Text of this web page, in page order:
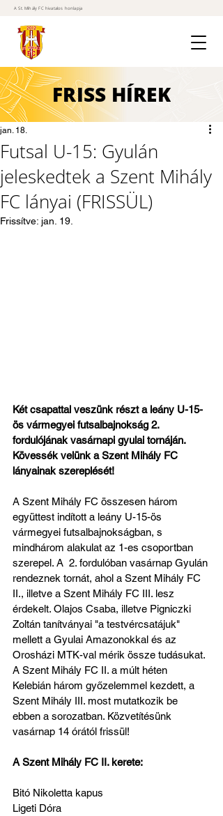
A St. Mihály FC hivatalos honlapja
FRISS HÍREK
Futsal U-15: Gyulán
jeleskedtek a Szent Mihály
FC lányai (FRISSÜL)
jan. 18.
Frissítve: jan. 19.
Két csapattal veszünk részt a leány U-15-
ös vármegyei futsalbajnokság 2.
fordulójának vasárnapi gyulai tornáján.
Kövessék velünk a Szent Mihály FC
lányainak szereplését!
A Szent Mihály FC összesen három
együttest indított a leány U-15-ös
vármegyei futsalbajnokságban, s
mindhárom alakulat az 1-es csoportban
szerepel. A  2. fordulóban vasárnap Gyulán
rendeznek tornát, ahol a Szent Mihály FC
II., illetve a Szent Mihály FC III. lesz
érdekelt. Olajos Csaba, illetve Pigniczki
Zoltán tanítványai "a testvércsatájuk"
mellett a Gyulai Amazonokkal és az
Orosházi MTK-val mérik össze tudásukat.
A Szent Mihály FC II. a múlt héten
Kelebián három győzelemmel kezdett, a
Szent Mihály III. most mutatkozik be
ebben a sorozatban. Közvetítésünk
vasárnap 14 órától frissül!
A Szent Mihály FC II. kerete:
Bitó Nikoletta kapus
Ligeti Dóra